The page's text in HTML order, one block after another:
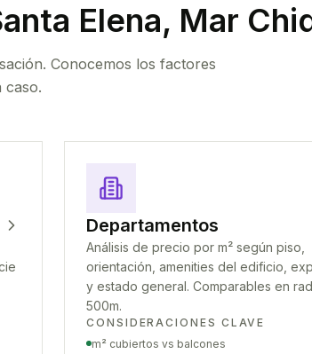
Elena, Mar
Conocemos los factores
caso.
Departamentos
Análisis de precio por m² según piso,
orientación, amenities del edificio,
y estado general. Comparables en
500m.
CONSIDERACIONES CLAVE
m² cubiertos vs balcones